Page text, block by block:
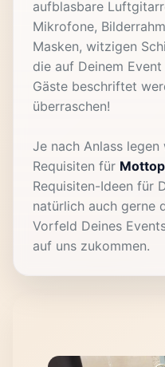
aufblasbare
Mikrofone,
Masken, witzigen
die auf Deinem
Gäste beschriftet
überraschen!
Je nach Anlass
Requisiten für
Requisiten-Ideen für
natürlich auch gerne
Vorfeld Deines
auf uns zukommen.